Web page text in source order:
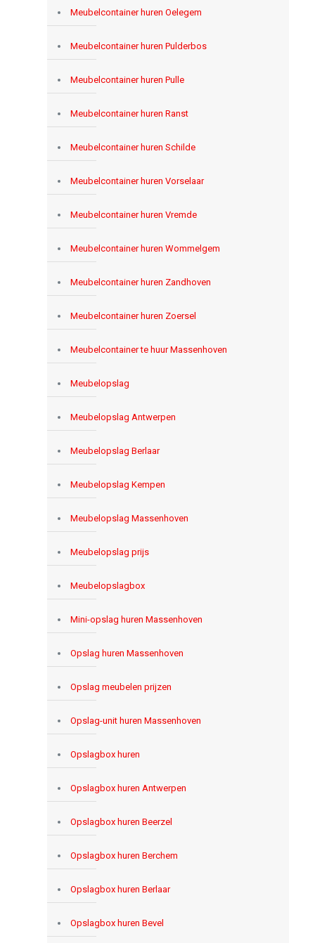
Meubelcontainer huren Oelegem
Meubelcontainer huren Pulderbos
Meubelcontainer huren Pulle
Meubelcontainer huren Ranst
Meubelcontainer huren Schilde
Meubelcontainer huren Vorselaar
Meubelcontainer huren Vremde
Meubelcontainer huren Wommelgem
Meubelcontainer huren Zandhoven
Meubelcontainer huren Zoersel
Meubelcontainer te huur Massenhoven
Meubelopslag
Meubelopslag Antwerpen
Meubelopslag Berlaar
Meubelopslag Kempen
Meubelopslag Massenhoven
Meubelopslag prijs
Meubelopslagbox
Mini-opslag huren Massenhoven
Opslag huren Massenhoven
Opslag meubelen prijzen
Opslag-unit huren Massenhoven
Opslagbox huren
Opslagbox huren Antwerpen
Opslagbox huren Beerzel
Opslagbox huren Berchem
Opslagbox huren Berlaar
Opslagbox huren Bevel